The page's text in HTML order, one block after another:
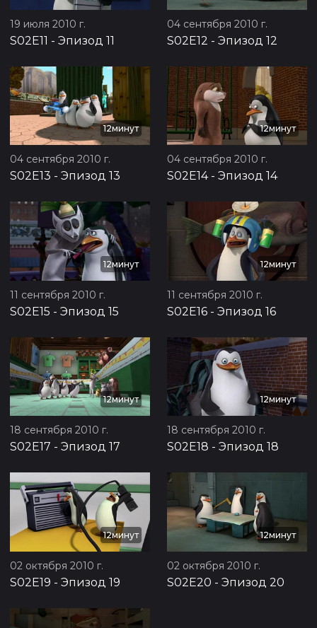
19 июля 2010 г.
S02E11 - Эпизод 11
04 сентября 2010 г.
S02E12 - Эпизод 12
12минут
04 сентября 2010 г.
S02E13 - Эпизод 13
12минут
04 сентября 2010 г.
S02E14- Эпизод 14
12минут
11 сентября 2010 г.
S02E15 - Эпизод 15
12минут
11 сентября 2010 г.
S02E16 - Эпизод 16
12минут
18 сентября 2010 г.
S02E17 - Эпизод 17
12минут
18 сентября 2010 г.
S02E18 - Эпизод 18
12минут
02 октября 2010 г.
S02E19 - Эпизод 19
12минут
02 октября 2010 г.
S02E20 - Эпизод 20